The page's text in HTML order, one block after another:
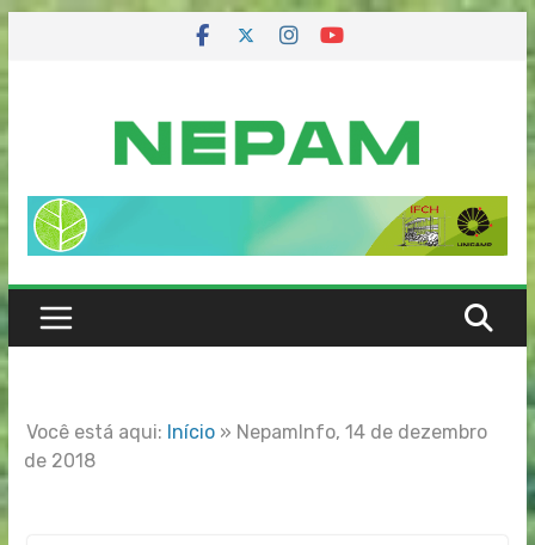
Skip
Você está aqui: Início» NepamInfo, 14 de dezembro
de 2018